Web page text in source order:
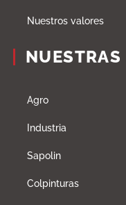
Nuestros valores
Agro
Industria
Sapolin
Colpinturas